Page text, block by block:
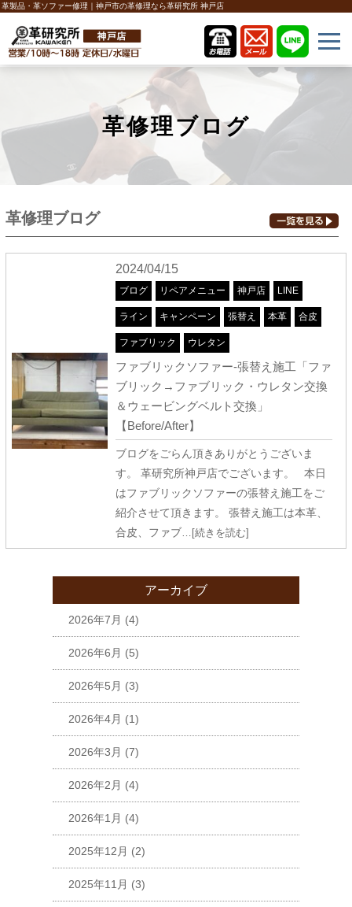
革製品・革ソファー修理｜神戸市の革修理なら革研究所 神戸店
革修理ブログ
革修理ブログ
2024/04/15
ブログ リペアメニュー 神戸店 LINE
ライン キャンペーン 張替え 本革 合皮
ファブリック ウレタン
ファブリックソファー-張替え施工「ファ
ブリック→ファブリック・ウレタン交換
＆ウェービングベルト交換」
【Before/After】
ブログをごらん頂きありがとうございま
す。 革研究所神戸店でございます。 本日
はファブリックソファーの張替え施工をご
紹介させて頂きます。 張替え施工は本革、
合皮、ファブ…[続きを読む]
アーカイブ
2026年7月 (4)
2026年6月 (5)
2026年5月 (3)
2026年4月 (1)
2026年3月 (7)
2026年2月 (4)
2026年1月 (4)
2025年12月 (2)
2025年11月 (3)